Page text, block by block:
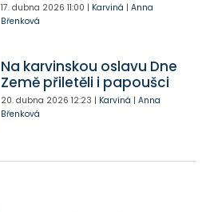
17. dubna 2026 11:00 | Karviná | Anna
Břenková
Na karvinskou oslavu Dne
Země přiletěli i papoušci
20. dubna 2026 12:23 | Karviná | Anna
Břenková